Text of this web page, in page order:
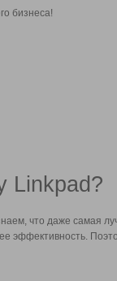
бизнеса!
Linkpad?
что даже самая
эффективность.